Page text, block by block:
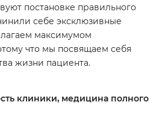
постановке правильного
себе эксклюзивные
максимумом
что мы посвящаем себя
жизни пациента.
клиники, медицина полного